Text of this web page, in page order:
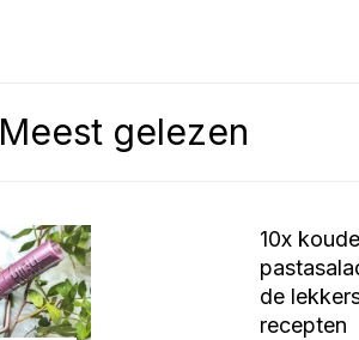
Meest gelezen
10x koude
de
recepten